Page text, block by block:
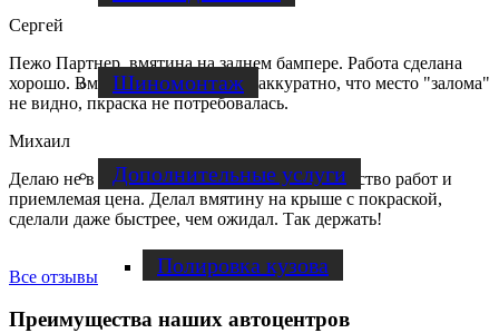
Шиномонтаж
Дополнительные услуги
Полировка кузова
Сергей
Пежо Партнер, вмятина на заднем бампере. Работа сделана
хорошо. Вмятина вправлена так аккуратно, что место "залома"
не видно, пкраска не потребовалась.
Михаил
Делаю не в первый раз. Всегда отличное качество работ и
приемлемая цена. Делал вмятину на крыше с покраской,
сделали даже быстрее, чем ожидал. Так держать!
Все отзывы
Преимущества наших автоцентров